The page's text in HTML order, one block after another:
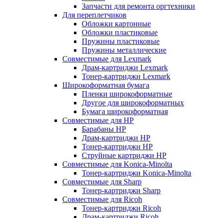
Запчасти для ремонта оргтехники
Для переплетчиков
Обложки картонные
Обложки пластиковые
Пружины пластиковые
Пружины металлические
Совместимые для Lexmark
Драм-картриджи Lexmark
Тонер-картриджи Lexmark
Широкоформатная бумага
Пленки широкоформатные
Другое для широкоформатных
Бумага широкоформатная
Совместимые для HP
Барабаны HP
Драм-картриджи HP
Тонер-картриджи HP
Струйные картриджи HP
Совместимые для Konica-Minolta
Тонер-картриджи Konica-Minolta
Совместимые для Sharp
Тонер-картриджи Sharp
Совместимые для Ricoh
Тонер-картриджи Ricoh